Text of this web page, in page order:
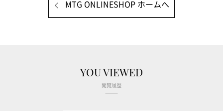
MTG ONLINESHOP ホームへ
YOU VIEWED
閲覧履歴